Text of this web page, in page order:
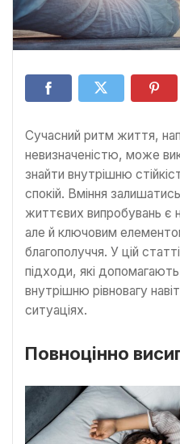
Сучасний ритм життя,
невизначеністю, може
знайти внутрішню
спокій. Вміння
життєвих випробувань є
але й ключовим
благополуччя. У цій
підходи, які
внутрішню рівновагу
ситуаціях.
Повноцінно